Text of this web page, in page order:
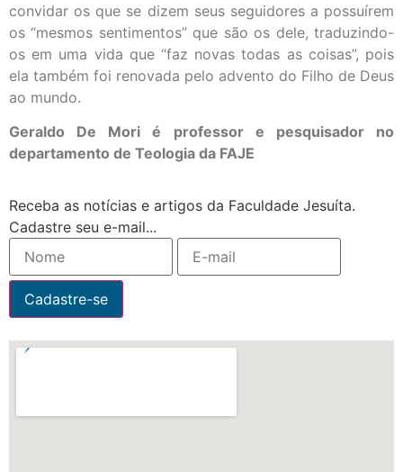
convidar os que se dizem seus seguidores a possuírem
os “mesmos sentimentos” que são os dele, traduzindo-
os em uma vida que “faz novas todas as coisas”, pois
ela também foi renovada pelo advento do Filho de Deus
ao mundo.
Geraldo De Mori é professor e pesquisador no
departamento de Teologia da FAJE
Receba as notícias e artigos da Faculdade Jesuíta.
Cadastre seu e-mail...